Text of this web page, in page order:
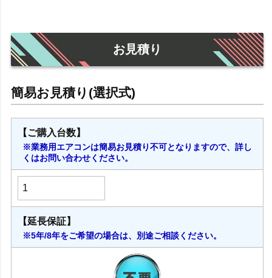
お見積り
【ご購入台数】
※業務用エアコンは簡易お見積り不可となりますので、詳し
くはお問い合わせください。
【延長保証】
※5年/8年をご希望の場合は、別途ご相談ください。